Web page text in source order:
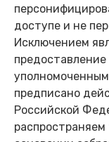
доступе и не
Исключением
предписано
Российской